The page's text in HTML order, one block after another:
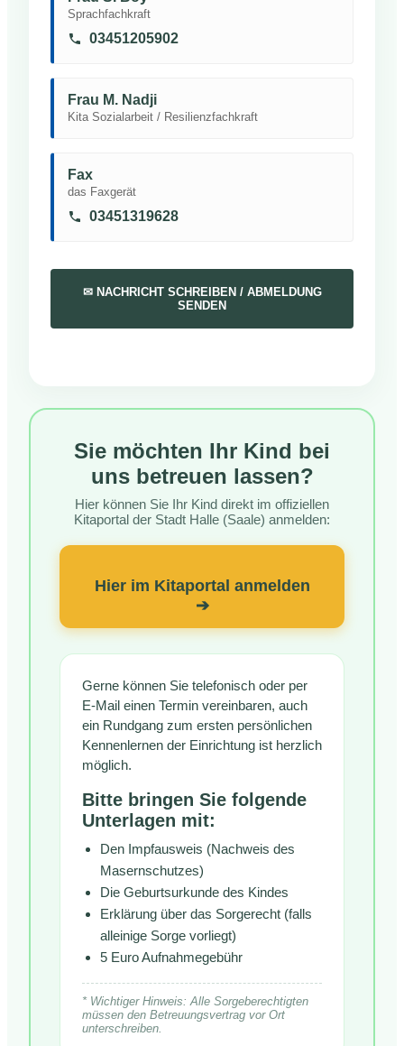
Sprachfachkraft
03451205902
Frau M. Nadji
Kita Sozialarbeit / Resilienzfachkraft
Fax
das Faxgerät
03451319628
✉ NACHRICHT SCHREIBEN / ABMELDUNG
SENDEN
Sie möchten Ihr Kind bei
uns betreuen lassen?
Hier können Sie Ihr Kind direkt im offiziellen
Kitaportal der Stadt Halle (Saale) anmelden:
Hier im Kitaportal anmelden
➔
Gerne können Sie telefonisch oder per
E-Mail einen Termin vereinbaren, auch
ein Rundgang zum ersten persönlichen
Kennenlernen der Einrichtung ist herzlich
möglich.
Bitte bringen Sie folgende
Unterlagen mit:
Den Impfausweis (Nachweis des
Masernschutzes)
Die Geburtsurkunde des Kindes
Erklärung über das Sorgerecht (falls
alleinige Sorge vorliegt)
5 Euro Aufnahmegebühr
* Wichtiger Hinweis: Alle Sorgeberechtigten
müssen den Betreuungsvertrag vor Ort
unterschreiben.